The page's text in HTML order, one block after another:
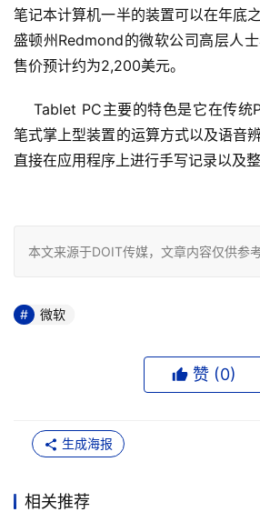
笔记本计算机一半的装置可以在年底
盛顿州Redmond的微软公司高层人
售价预计约为2,200美元。
Tablet PC主要的特色是它在传统
笔式掌上型装置的运算方式以及语音
直接在应用程序上进行手写记录以及
本文来源于DOIT传媒，文章内容仅供参
微软
赞 (0)
生成海报
相关推荐